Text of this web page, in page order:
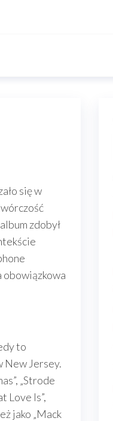
się w
zdobył
obowiązkowa
to
New Jersey.
„Strode
Love Is”,
jako „Mack